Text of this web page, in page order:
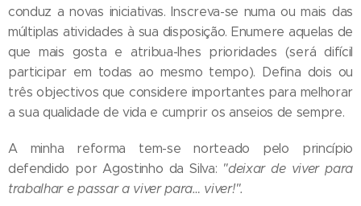
conduz a novas iniciativas. Inscreva-se numa ou mais das
múltiplas atividades à sua disposição. Enumere aquelas de
que mais gosta e atribua-lhes prioridades (será difícil
participar em todas ao mesmo tempo). Defina dois ou
três objectivos que considere importantes para melhorar
a sua qualidade de vida e cumprir os anseios de sempre.
A minha reforma tem-se norteado pelo princípio
defendido por Agostinho da Silva: "deixar de viver para
trabalhar e passar a viver para… viver!".